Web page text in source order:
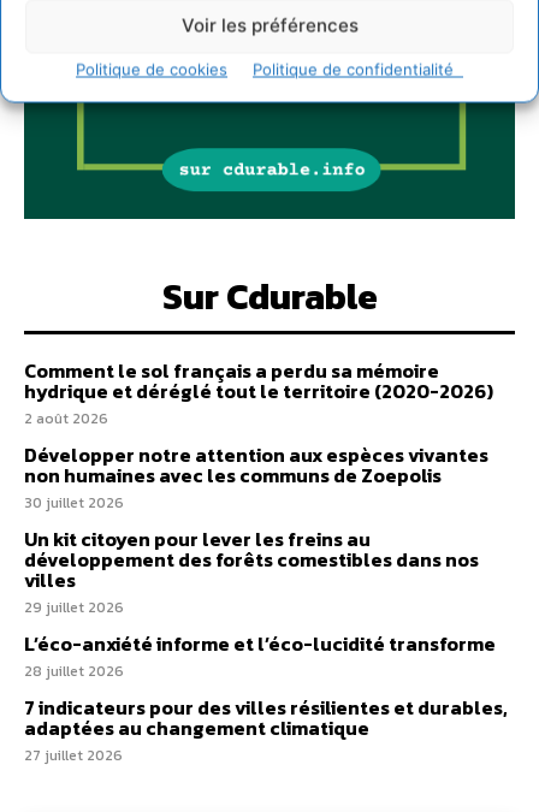
Voir les préférences
Politique de cookies Politique de confidentialité
Sur Cdurable
Comment le sol français a perdu sa mémoire
hydrique et déréglé tout le territoire (2020-2026)
2 août 2026
Développer notre attention aux espèces vivantes
non humaines avec les communs de Zoepolis
30 juillet 2026
Un kit citoyen pour lever les freins au
développement des forêts comestibles dans nos
villes
29 juillet 2026
L’éco-anxiété informe et l’éco-lucidité transforme
28 juillet 2026
7 indicateurs pour des villes résilientes et durables,
adaptées au changement climatique
27 juillet 2026